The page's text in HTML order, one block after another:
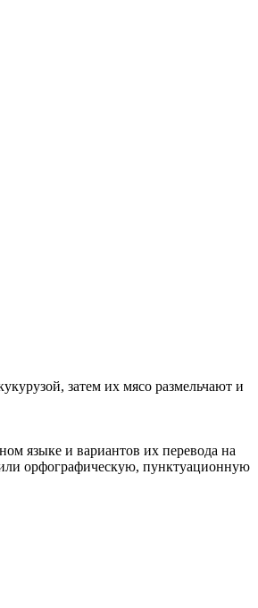
затем их мясо размельчают и
языке и вариантов их перевода на
орфографическую, пунктуационную